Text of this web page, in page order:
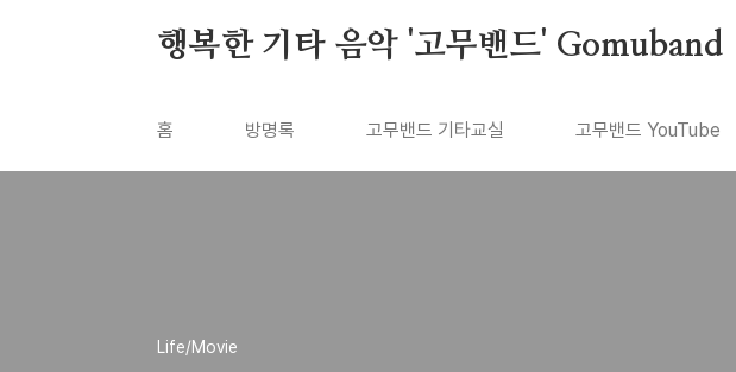
행복한 기타 음악 '고무밴드' Gomuband
홈 방명록 고무밴드 기타교실 고무밴드 YouTube
Life/Movie